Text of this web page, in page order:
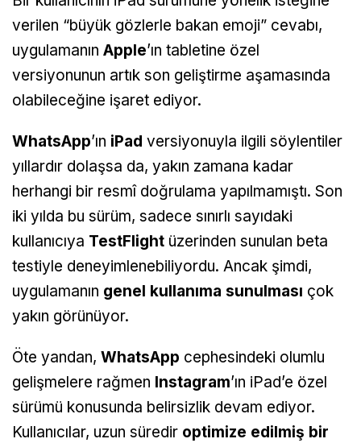
verilen “büyük gözlerle bakan emoji” cevabı,
uygulamanın Apple’ın tabletine özel
versiyonunun artık son geliştirme aşamasında
olabileceğine işaret ediyor.
WhatsApp’ın iPad versiyonuyla ilgili söylentiler
yıllardır dolaşsa da, yakın zamana kadar
herhangi bir resmî doğrulama yapılmamıştı. Son
iki yılda bu sürüm, sadece sınırlı sayıdaki
kullanıcıya TestFlight üzerinden sunulan beta
testiyle deneyimlenebiliyordu. Ancak şimdi,
uygulamanın genel kullanıma sunulması çok
yakın görünüyor.
Öte yandan, WhatsApp cephesindeki olumlu
gelişmelere rağmen Instagram’ın iPad’e özel
sürümü konusunda belirsizlik devam ediyor.
Kullanıcılar, uzun süredir optimize edilmiş bir